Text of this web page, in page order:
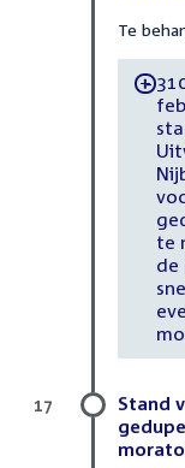
Te
-
te
de
Stand
17